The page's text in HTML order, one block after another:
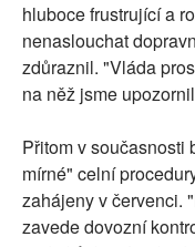
hluboce frustrující a
nenaslouchat
zdůraznil. "Vláda
na něž jsme
Přitom v současnosti
mírné" celní
zahájeny v červenci.
zavede dovozní